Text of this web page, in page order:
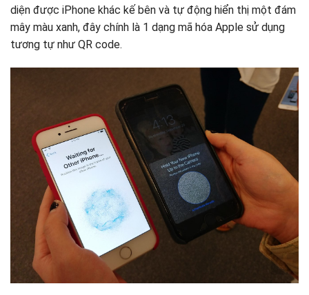
diện được iPhone khác kế bên và tự động hiển thị một đám
mây màu xanh, đây chính là 1 dạng mã hóa Apple sử dụng
tương tự như QR code.